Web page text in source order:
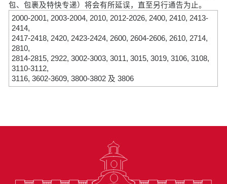
包、包裹及特快专递）将会有所延误，直至另行通告为止。
2000-2001, 2003-2004, 2010, 2012-2026, 2400, 2410, 2413-
2414,
2417-2418, 2420, 2423-2424, 2600, 2604-2606, 2610, 2714,
2810,
2814-2815, 2922, 3002-3003, 3011, 3015, 3019, 3106, 3108,
3110-3112,
3116, 3602-3609, 3800-3802 及 3806